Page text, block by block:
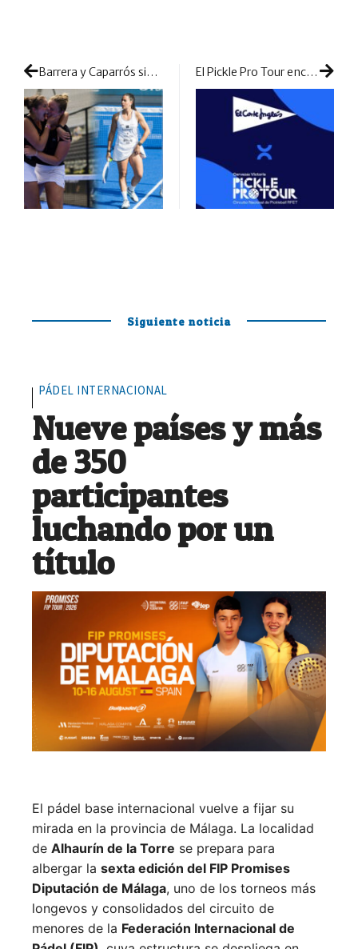
Barrera y Caparrós siguen con la flecha hacia arriba y Ustero y Araújo sin encontrar la tecla El Pickle Pro Tour encuentra un nuevo y potente aliado en forma de patrocinio
Siguiente noticia
PÁDEL INTERNACIONAL
Nueve países y más
de 350
participantes
luchando por un
título
El pádel base internacional vuelve a fijar su
mirada en la provincia de Málaga. La localidad
de Alhaurín de la Torre se prepara para
albergar la sexta edición del FIP Promises
Diputación de Málaga, uno de los torneos más
longevos y consolidados del circuito de
menores de la Federación Internacional de